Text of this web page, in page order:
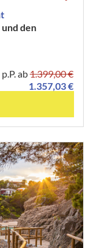
den
p.P. ab1.399,00 €
1.357,03 €